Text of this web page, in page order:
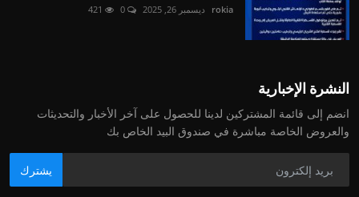
rokia ديسمبر 26, 2025
النشرة الإخبارية
انضم إلى قائمة المشتركين لدينا للحصول على آخر الأخبار والتحديثات
والعروض الخاصة مباشرة في صندوق البيد الخاص بك
يشترك